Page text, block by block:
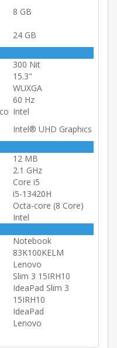
8 GB
24 GB
300 Nit
15.3"
WUXGA
60 Hz
Intel
Intel® UHD Graphics
12 MB
2.1 GHz
Core i5
i5-13420H
Octa-core (8 Core)
Intel
Notebook
83K100KELM
Lenovo
Slim 3 15IRH10
IdeaPad Slim 3
15IRH10
IdeaPad
Lenovo